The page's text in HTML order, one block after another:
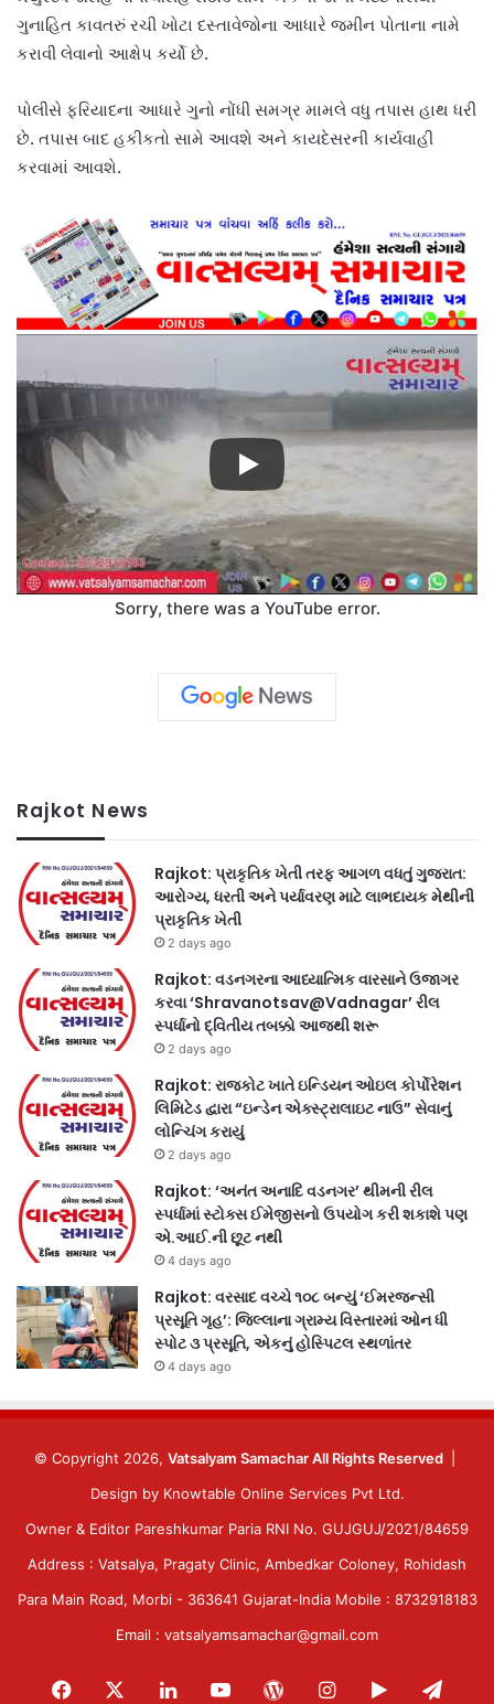
ગુનાહિત કાવતરું રચી ખોટા દસ્તાવેજોના આધારે જમીન પોતાના નામે
કરાવી લેવાનો આક્ષેપ કર્યો છે.
પોલીસે ફરિયાદના આધારે ગુનો નોંધી સમગ્ર મામલે વધુ તપાસ હાથ ધરી
છે. તપાસ બાદ હકીકતો સામે આવશે અને કાયદેસરની કાર્યવાહી
કરવામાં આવશે.
Sorry, there was a YouTube error.
Rajkot News
Rajkot: પ્રાકૃતિક ખેતી તરફ આગળ વધતું ગુજરાત:
આરોગ્ય, ધરતી અને પર્યાવરણ માટે લાભદાયક મેથીની
પ્રાકૃતિક ખેતી
2 days ago
Rajkot: વડનગરના આધ્યાત્મિક વારસાને ઉજાગર
કરવા ‘Shravanotsav@Vadnagar’ રીલ
સ્પર્ધાનો દ્વિતીય તબક્કો આજથી શરૂ
2 days ago
Rajkot: રાજકોટ ખાતે ઇન્ડિયન ઓઇલ કોર્પોરેશન
લિમિટેડ દ્વારા “ઇન્ડેન એક્સ્ટ્રાલાઇટ નાઉ” સેવાનું
લોન્ચિંગ કરાયું
2 days ago
Rajkot: ‘અનંત અનાદિ વડનગર’ થીમની રીલ
સ્પર્ધામાં સ્ટોક્સ ઈમેજીસનો ઉપયોગ કરી શકાશે પણ
એ.આઈ.ની છૂટ નથી
4 days ago
Rajkot: વરસાદ વચ્ચે ૧૦૮ બન્યું ‘ઈમરજન્સી
પ્રસૂતિ ગૃહ’: જિલ્લાના ગ્રામ્ય વિસ્તારમાં ઓન ધી
સ્પોટ ૩ પ્રસૂતિ, એકનું હોસ્પિટલ સ્થળાંતર
4 days ago
© Copyright 2026, Vatsalyam Samachar All Rights Reserved
Design by Knowtable Online Services Pvt Ltd.
Owner & Editor Pareshkumar Paria RNI No. GUJGUJ/2021/84659
Address : Vatsalya, Pragaty Clinic, Ambedkar Coloney, Rohidash
Para Main Road, Morbi - 363641 Gujarat-India Mobile : 8732918183
Email : vatsalyamsamachar@gmail.com
Facebook LinkedInYouTubeWordPressInstagram
Google